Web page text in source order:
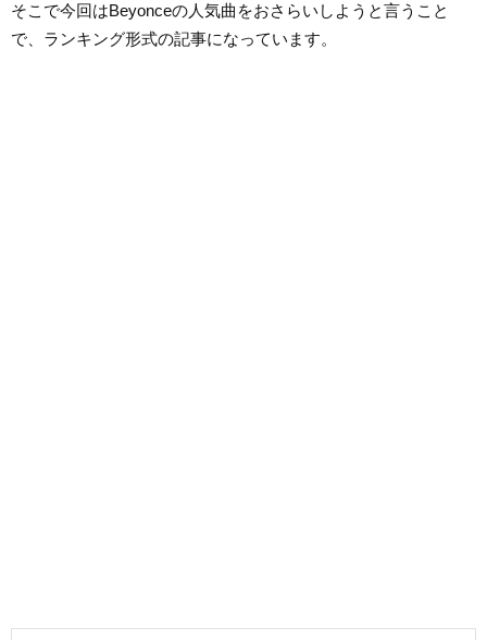
そこで今回はBeyonceの人気曲をおさらいしようと言うこと
で、ランキング形式の記事になっています。